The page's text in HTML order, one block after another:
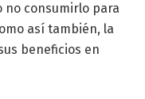
no consumirlo para
así también, la
beneficios en